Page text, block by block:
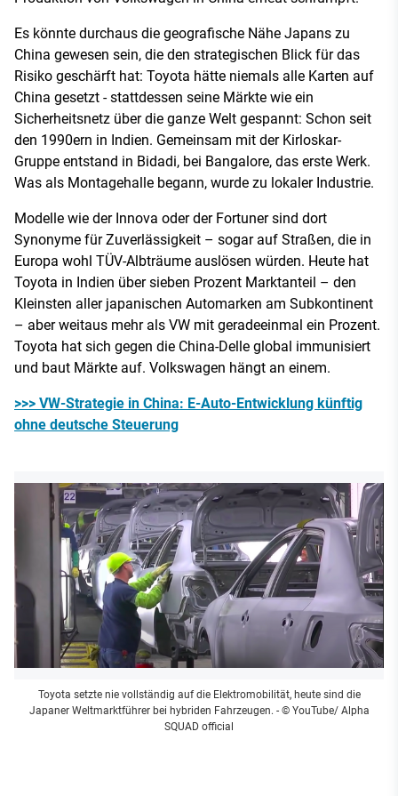
Es könnte durchaus die geografische Nähe Japans zu
China gewesen sein, die den strategischen Blick für das
Risiko geschärft hat: Toyota hätte niemals alle Karten auf
China gesetzt - stattdessen seine Märkte wie ein
Sicherheitsnetz über die ganze Welt gespannt: Schon seit
den 1990ern in Indien. Gemeinsam mit der Kirloskar-
Gruppe entstand in Bidadi, bei Bangalore, das erste Werk.
Was als Montagehalle begann, wurde zu lokaler Industrie.
Modelle wie der Innova oder der Fortuner sind dort
Synonyme für Zuverlässigkeit – sogar auf Straßen, die in
Europa wohl TÜV-Albträume auslösen würden. Heute hat
Toyota in Indien über sieben Prozent Marktanteil – den
Kleinsten aller japanischen Automarken am Subkontinent
– aber weitaus mehr als VW mit geradeeinmal ein Prozent.
Toyota hat sich gegen die China-Delle global immunisiert
und baut Märkte auf. Volkswagen hängt an einem.
>>> VW-Strategie in China: E-Auto-Entwicklung künftig
ohne deutsche Steuerung
Toyota setzte nie vollständig auf die Elektromobilität, heute sind die
Japaner Weltmarktführer bei hybriden Fahrzeugen. - © YouTube/ Alpha
SQUAD official